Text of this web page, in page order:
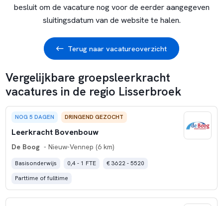
besluit om de vacature nog voor de eerder aangegeven
sluitingsdatum van de website te halen.
Terug naar vacatureoverzicht
Vergelijkbare groepsleerkracht
vacatures in de regio Lisserbroek
NOG 5 DAGEN DRINGEND GEZOCHT
Leerkracht Bovenbouw
De Boog - Nieuw-Vennep (6 km)
Basisonderwijs 0,4 - 1 FTE
€ 3622 - 5520
Parttime of fulltime